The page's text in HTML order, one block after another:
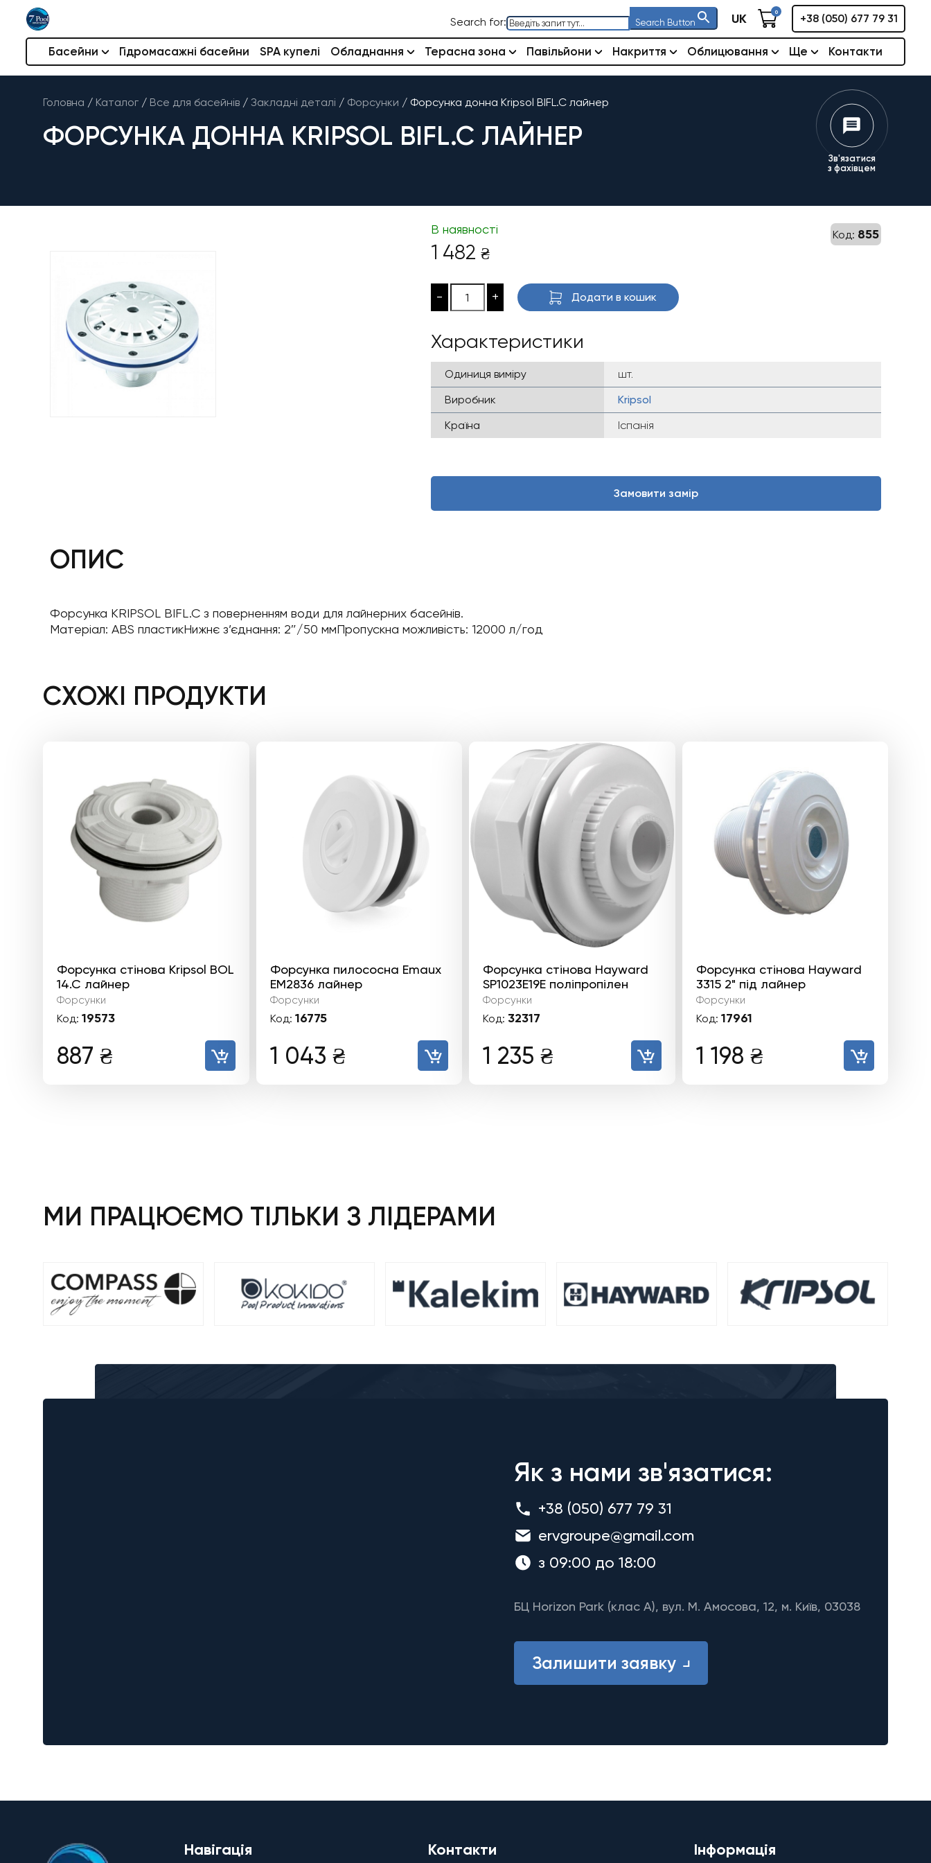
Search for: Search Button UK 0
+38 (050) 677 79 31
Басейни Гідромасажні басейни SPA купелі Обладнання Терасна зона Павільйони Накриття Облицювання Ще Контакти
Головна / Каталог / Все для басейнів / Закладні деталі / Форсунки / Форсунка донна Kripsol BIFL.C лайнер
ФОРСУНКА ДОННА KRIPSOL BIFL.C ЛАЙНЕР
Зв'язатися
з фахівцем
Код: 855
В наявності
1 482 ₴
- + Додати в кошик
Характеристики
Одиниця виміру
шт.
Виробник
Kripsol
Країна
Іспанія
Замовити замір
ОПИС
Форсунка KRIPSOL BIFL.C з поверненням води для лайнерних басейнів.
Матеріал: ABS пластикНижнє з’єднання: 2″/50 ммПропускна можливість: 12000 л/год
СХОЖІ ПРОДУКТИ
Форсунка стінова Kripsol BOL
14.C лайнер
Форсунки
Код: 19573
887 ₴
Форсунка пилососна Emaux
EM2836 лайнер
Форсунки
Код: 16775
1 043 ₴
Форсунка стінова Hayward
SP1023E19E поліпропілен
Форсунки
Код: 32317
1 235 ₴
Форсунка стінова Hayward
3315 2" під лайнер
Форсунки
Код: 17961
1 198 ₴
МИ ПРАЦЮЄМО ТІЛЬКИ З ЛІДЕРАМИ
Як з нами зв'язатися:
+38 (050) 677 79 31
ervgroupe@gmail.com
з 09:00 до 18:00
БЦ Horizon Park (клас A), вул. М. Амосова, 12, м. Київ, 03038
Залишити заявку
Навігація Контакти Інформація